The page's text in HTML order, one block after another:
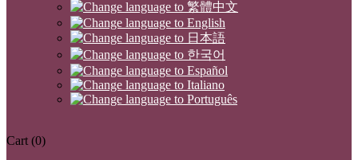
Cart (0)